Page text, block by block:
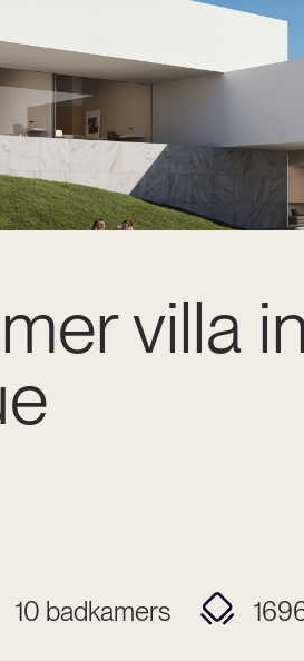
villa in
10 badkamers